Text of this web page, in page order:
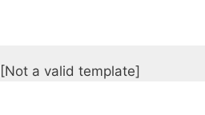
[Not a valid template]